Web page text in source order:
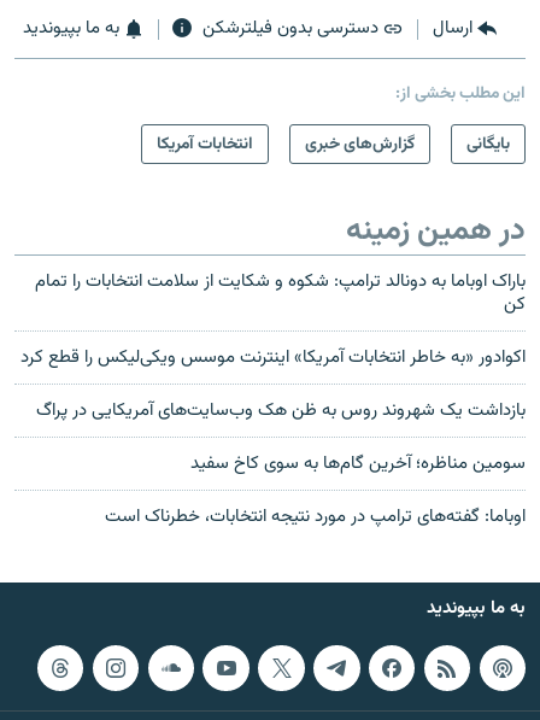
ارسال دسترسی بدون فیلترشکن به ما بپیوندید
این مطلب بخشی از:
بایگانی
گزارش‌های خبری انتخابات آمریکا
در همین زمینه
باراک اوباما به دونالد ترامپ: شکوه و شکایت از سلامت انتخابات را تمام
کن
اکوادور «به خاطر انتخابات آمریکا» اینترنت موسس ویکی‌لیکس را قطع کرد
بازداشت یک شهروند روس به ظن هک وب‌سایت‌های آمریکایی در پراگ
سومین مناظره؛ آخرین گام‌ها به سوی کاخ سفید
اوباما: گفته‌های ترامپ در مورد نتیجه انتخابات، خطرناک است
به ما بپیوندید